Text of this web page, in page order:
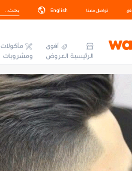
تواصل معنا English
الرئيسية
أقوى
العروض
مأكولات
ومشروبات